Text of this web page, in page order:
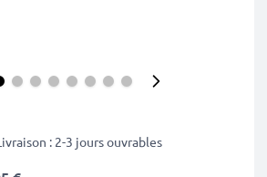
: 2-3 jours ouvrables